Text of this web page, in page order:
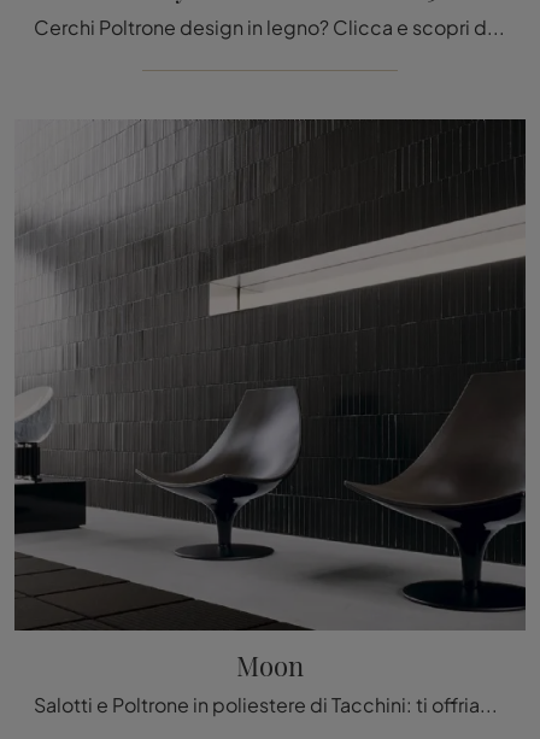
Cerchi Poltrone design in legno? Clicca e scopri di più sul modello Antony Limited Edition 2025 di Vitra.
Moon
Salotti e Poltrone in poliestere di Tacchini: ti offriamo il modello Moon in poliestere per valorizzare i tuoi spazi.